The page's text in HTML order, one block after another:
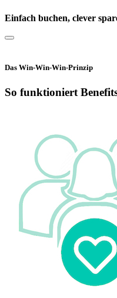
Einfach buchen, clever
Das Win-Win-Win-Prinzip
So funktioniert